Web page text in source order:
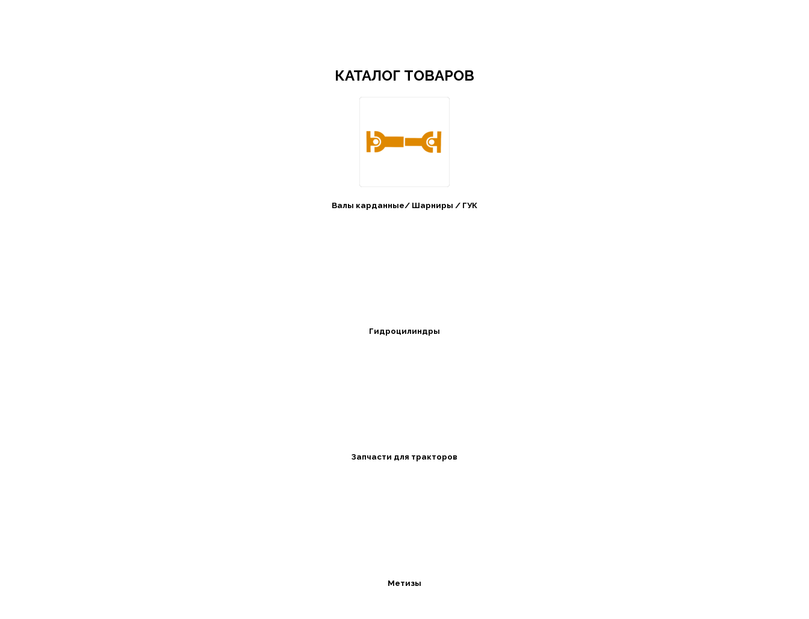
КАТАЛОГ ТОВАРОВ
Валы карданные/ Шарниры / ГУК
Гидроцилиндры
Запчасти для тракторов
Метизы